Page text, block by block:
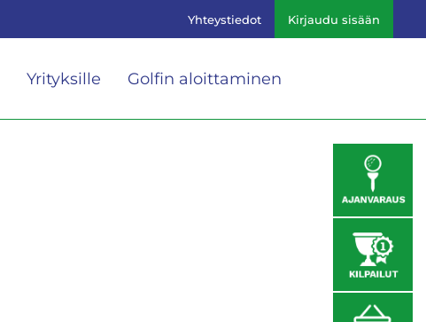
Yhteystiedot Kirjaudu sisään
Yrityksille Golfin aloittaminen